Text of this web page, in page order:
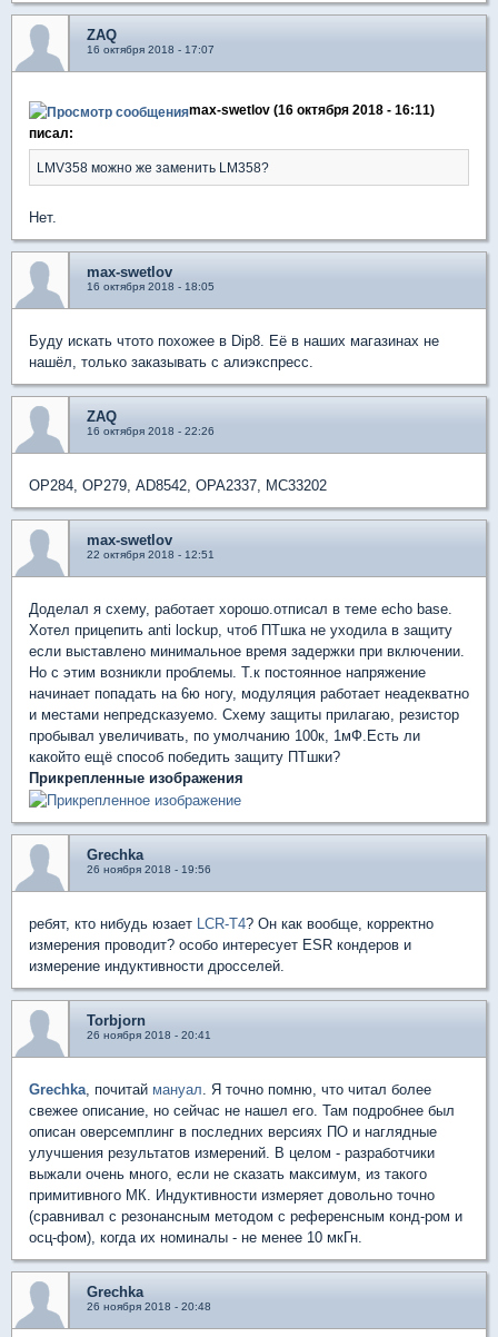
ZAQ
16 октября 2018 - 17:07
max-swetlov (16 октября 2018 - 16:11)
писал:
LMV358 можно же заменить LM358?
Нет.
max-swetlov
16 октября 2018 - 18:05
Буду искать чтото похожее в Dip8. Её в наших магазинах не
нашёл, только заказывать с алиэкспресс.
ZAQ
16 октября 2018 - 22:26
OP284, OP279, AD8542, OPA2337, MC33202
max-swetlov
22 октября 2018 - 12:51
Доделал я схему, работает хорошо.отписал в теме echo base.
Хотел прицепить anti lockup, чтоб ПТшка не уходила в защиту
если выставлено минимальное время задержки при включении.
Но с этим возникли проблемы. Т.к постоянное напряжение
начинает попадать на 6ю ногу, модуляция работает неадекватно
и местами непредсказуемо. Схему защиты прилагаю, резистор
пробывал увеличивать, по умолчанию 100к, 1мФ.Есть ли
какойто ещё способ победить защиту ПТшки?
Прикрепленные изображения
Grechka
26 ноября 2018 - 19:56
ребят, кто нибудь юзает LCR-T4? Он как вообще, корректно
измерения проводит? особо интересует ESR кондеров и
измерение индуктивности дросселей.
Torbjorn
26 ноября 2018 - 20:41
Grechka , почитай мануал . Я точно помню, что читал более
свежее описание, но сейчас не нашел его. Там подробнее был
описан оверсемплинг в последних версиях ПО и наглядные
улучшения результатов измерений. В целом - разработчики
выжали очень много, если не сказать максимум, из такого
примитивного МК. Индуктивности измеряет довольно точно
(сравнивал с резонансным методом с референсным конд-ром и
осц-фом), когда их номиналы - не менее 10 мкГн.
Grechka
26 ноября 2018 - 20:48